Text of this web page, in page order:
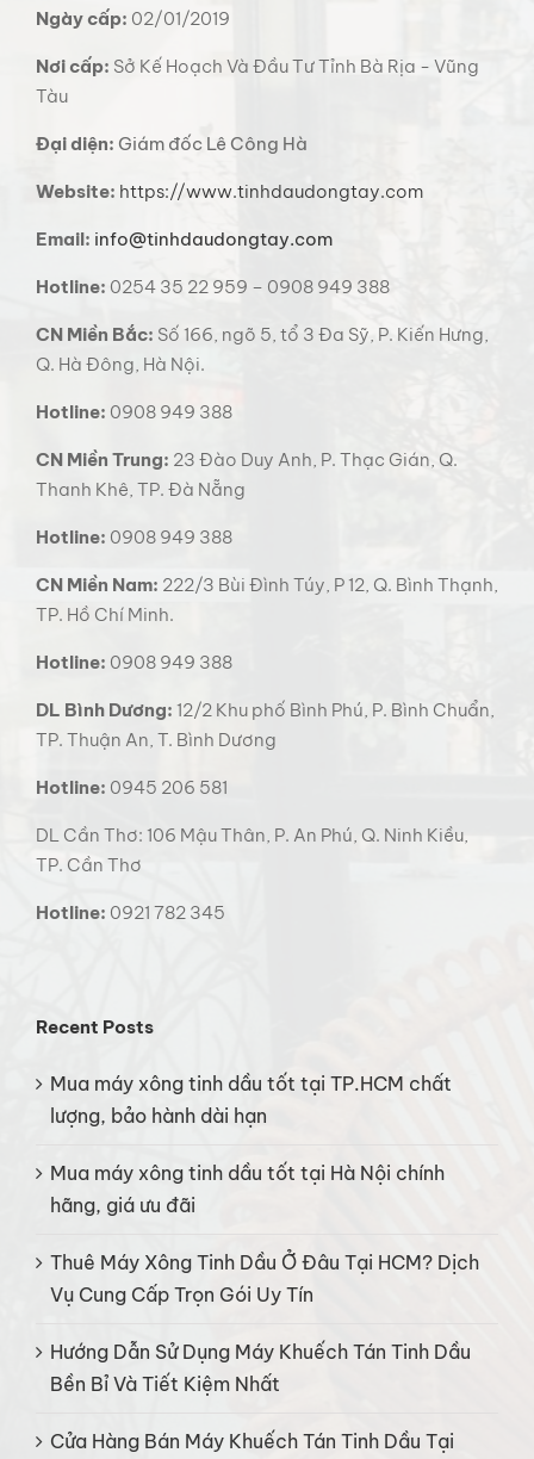
Ngày cấp: 02/01/2019
Nơi cấp: Sở Kế Hoạch Và Đầu Tư Tỉnh Bà Rịa - Vũng
Tàu
Đại diện: Giám đốc Lê Công Hà
Website: https://www.tinhdaudongtay.com
Email: info@tinhdaudongtay.com
Hotline: 0254 35 22 959 – 0908 949 388
CN Miền Bắc: Số 166, ngõ 5, tổ 3 Đa Sỹ, P. Kiến Hưng,
Q. Hà Đông, Hà Nội.
Hotline: 0908 949 388
CN Miền Trung: 23 Đào Duy Anh, P. Thạc Gián, Q.
Thanh Khê, TP. Đà Nẵng
Hotline: 0908 949 388
CN Miền Nam: 222/3 Bùi Đình Túy, P 12, Q. Bình Thạnh,
TP. Hồ Chí Minh.
Hotline: 0908 949 388
DL Bình Dương: 12/2 Khu phố Bình Phú, P. Bình Chuẩn,
TP. Thuận An, T. Bình Dương
Hotline: 0945 206 581
DL Cần Thơ: 106 Mậu Thân, P. An Phú, Q. Ninh Kiều,
TP. Cần Thơ
Hotline: 0921 782 345
Recent Posts
Mua máy xông tinh dầu tốt tại TP.HCM chất
lượng, bảo hành dài hạn
Mua máy xông tinh dầu tốt tại Hà Nội chính
hãng, giá ưu đãi
Thuê Máy Xông Tinh Dầu Ở Đâu Tại HCM? Dịch
Vụ Cung Cấp Trọn Gói Uy Tín
Hướng Dẫn Sử Dụng Máy Khuếch Tán Tinh Dầu
Bền Bỉ Và Tiết Kiệm Nhất
Cửa Hàng Bán Máy Khuếch Tán Tinh Dầu Tại